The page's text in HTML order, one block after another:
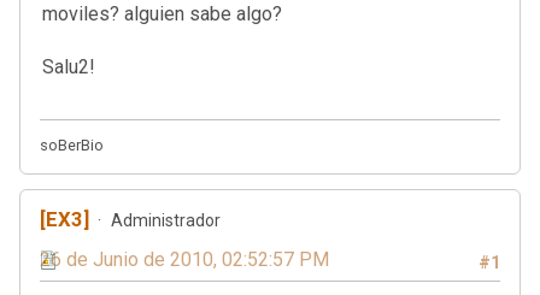
moviles? alguien sabe algo?
Salu2!
soBerBio
[EX3] Administrador
#1
26 de Junio de 2010, 02:52:57 PM